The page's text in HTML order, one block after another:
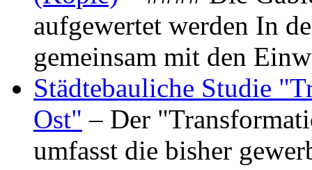
aufgewertet werden In
gemeinsam mit den
Städtebauliche Studie
Ost" – Der
umfasst die bisher